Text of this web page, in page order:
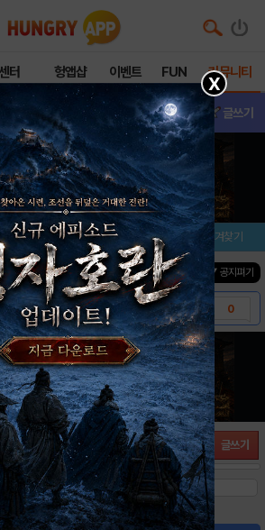
터 헝앱샵 이벤트 FUN 커뮤니티
글쓰기
벤트/미션 설치/평가 즐겨찾기
진행중인 이벤트0건 ▼ 공지펴기
데이트 0
0
글쓰기
X